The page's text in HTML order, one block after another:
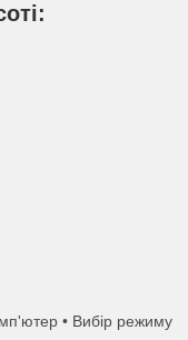
• Вибір режиму
з вами.
з вами.
з вами.